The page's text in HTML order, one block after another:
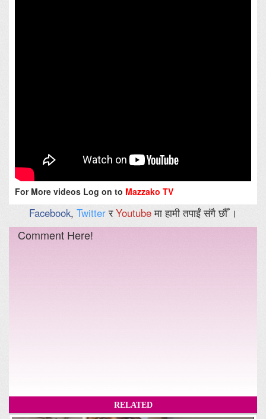
For More videos Log on to Mazzako TV
Facebook, TwitterरYoutubeमा हामी तपाईं संगै छौँ ।
Comment Here!
RELATED